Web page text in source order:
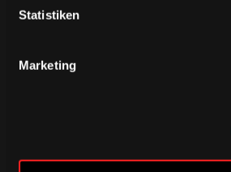
Statistiken
Marketing